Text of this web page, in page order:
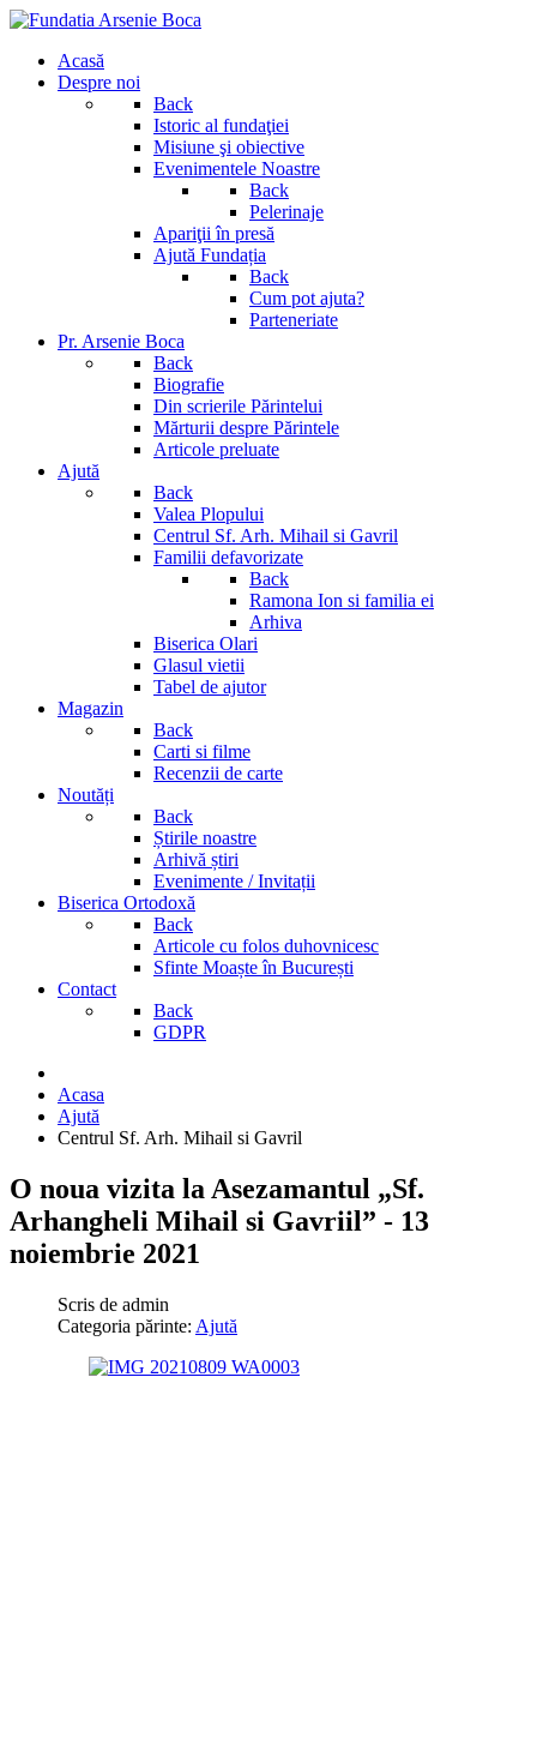
Acasă
Despre noi
Back
Istoric al fundaţiei
Misiune şi obiective
Evenimentele Noastre
Back
Pelerinaje
Apariţii în presă
Ajută Fundația
Back
Cum pot ajuta?
Parteneriate
Pr. Arsenie Boca
Back
Biografie
Din scrierile Părintelui
Mărturii despre Părintele
Articole preluate
Ajută
Back
Valea Plopului
Centrul Sf. Arh. Mihail si Gavril
Familii defavorizate
Back
Ramona Ion si familia ei
Arhiva
Biserica Olari
Glasul vietii
Tabel de ajutor
Magazin
Back
Carti si filme
Recenzii de carte
Noutăți
Back
Știrile noastre
Arhivă știri
Evenimente / Invitații
Biserica Ortodoxă
Back
Articole cu folos duhovnicesc
Sfinte Moaște în București
Contact
Back
GDPR
Acasa
Ajută
Centrul Sf. Arh. Mihail si Gavril
O noua vizita la Asezamantul „Sf.
Arhangheli Mihail si Gavriil” - 13
noiembrie 2021
Scris de admin
Categoria părinte: Ajută